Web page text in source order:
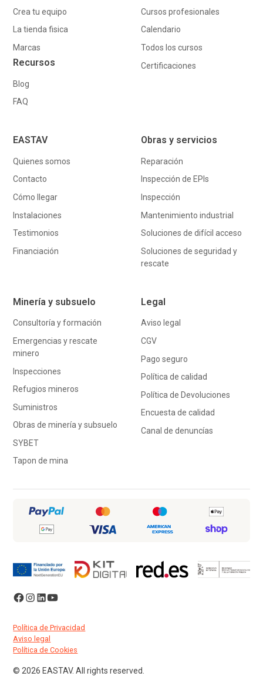
Crea tu equipo
La tienda fisica
Marcas
Recursos
Blog
FAQ
Cursos profesionales
Calendario
Todos los cursos
Certificaciones
EASTAV
Quienes somos
Contacto
Cómo llegar
Instalaciones
Testimonios
Financiación
Obras y servicios
Reparación
Inspección de EPIs
Inspección
Mantenimiento industrial
Soluciones de difícil acceso
Soluciones de seguridad y
rescate
Minería y subsuelo
Consultoría y formación
Emergencias y rescate
minero
Inspecciones
Refugios mineros
Suministros
Obras de minería y subsuelo
SYBET
Tapon de mina
Legal
Aviso legal
CGV
Pago seguro
Política de calidad
Política de Devoluciones
Encuesta de calidad
Canal de denuncías
© 2026 EASTAV. All rights reserved.
Política de Privacidad
Aviso legal
Política de Cookies